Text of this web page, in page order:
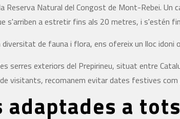
Reserva Natural del Congost de Mont-Rebei.
s'arriben a estretir fins als 20 metres, i s'estén
de fauna i flora, ens ofereix un lloc
serres exteriors del Prepirineu, situat entre
visitants, recomanem evitar dates festives
adaptades a